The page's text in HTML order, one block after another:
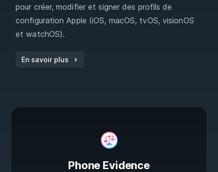
pour créer, modifier et signer des profils de
configuration Apple (iOS, macOS, tvOS, visionOS
et watchOS).
En savoir plus
Phone Evidence